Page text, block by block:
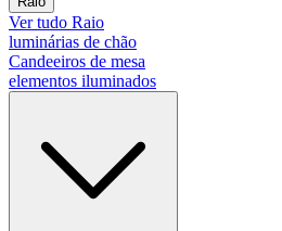
Ver tudo Raio
luminárias de chão
Candeeiros de mesa
elementos iluminados